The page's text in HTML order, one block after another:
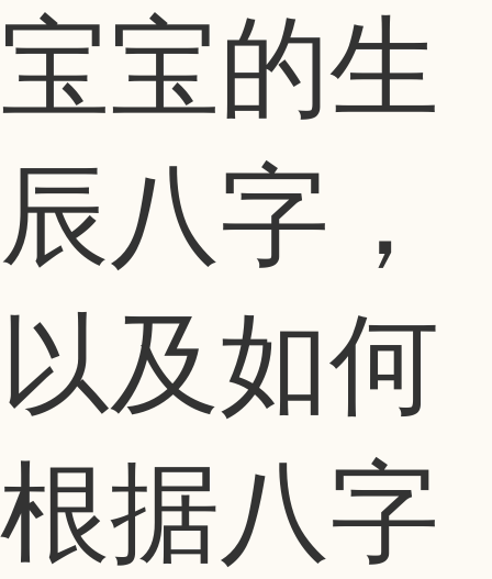
宝宝的生
辰八字，
以及如何
根据八字